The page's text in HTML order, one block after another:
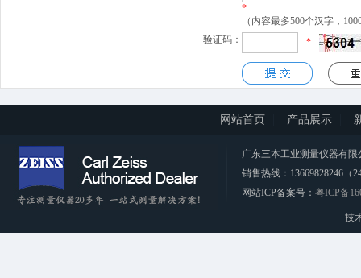
*
（内容最多500个汉字，
验证码：
*
网站首页 产品展示
广东三本工业测量仪器有限
销售热线：13669828246（
网站ICP备案号： 粤ICP备
技